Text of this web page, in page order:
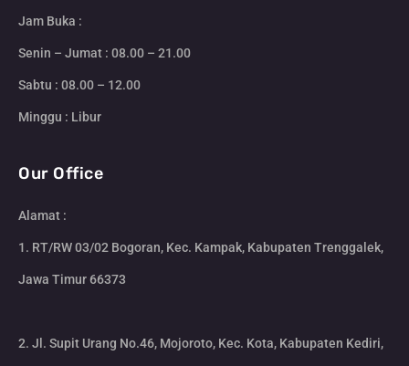
Jam Buka :
Senin – Jumat : 08.00 – 21.00
Sabtu : 08.00 – 12.00
Minggu : Libur
Our Office
Alamat :
1. RT/RW 03/02 Bogoran, Kec. Kampak, Kabupaten Trenggalek,
Jawa Timur 66373
2. Jl. Supit Urang No.46, Mojoroto, Kec. Kota, Kabupaten Kediri,